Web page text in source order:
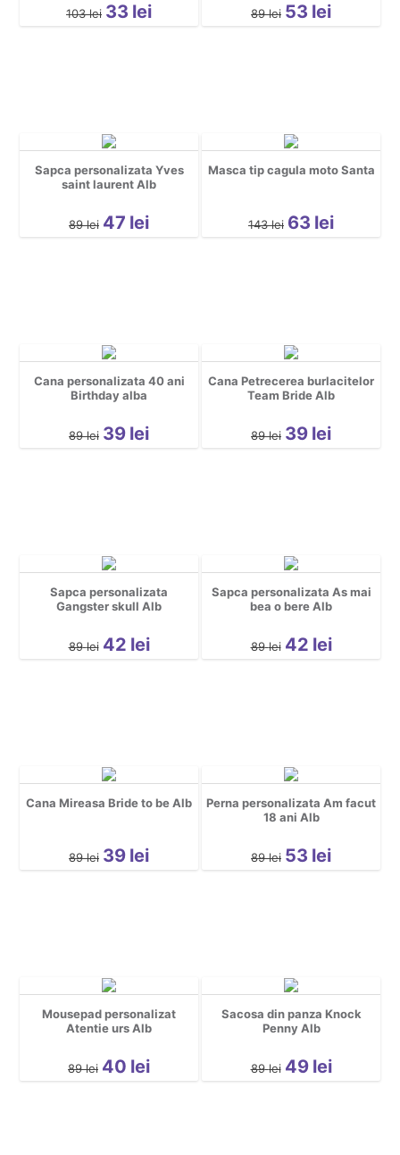
103 lei 33 lei 89 lei 53 lei
Sapca personalizata Yves
saint laurent Alb
89 lei 47 lei
Masca tip cagula moto Santa
143 lei 63 lei
Cana personalizata 40 ani
Birthday alba
89 lei 39 lei
Cana Petrecerea burlacitelor
Team Bride Alb
89 lei 39 lei
Sapca personalizata
Gangster skull Alb
89 lei 42 lei
Sapca personalizata As mai
bea o bere Alb
89 lei 42 lei
Cana Mireasa Bride to be Alb
89 lei 39 lei
Perna personalizata Am facut
18 ani Alb
89 lei 53 lei
Mousepad personalizat
Atentie urs Alb
89 lei 40 lei
Sacosa din panza Knock
Penny Alb
89 lei 49 lei